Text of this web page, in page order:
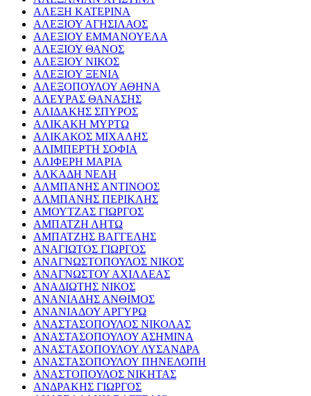
ΑΛΕΞΗ ΚΑΤΕΡΙΝΑ
ΑΛΕΞΙΟΥ ΑΓΗΣΙΛΑΟΣ
ΑΛΕΞΙΟΥ ΕΜΜΑΝΟΥΕΛΑ
ΑΛΕΞΙΟΥ ΘΑΝΟΣ
ΑΛΕΞΙΟΥ ΝΙΚΟΣ
ΑΛΕΞΙΟΥ ΞΕΝΙΑ
ΑΛΕΞΟΠΟΥΛΟΥ ΑΘΗΝΑ
ΑΛΕΥΡΑΣ ΘΑΝΑΣΗΣ
ΑΛΙΔΑΚΗΣ ΣΠΥΡΟΣ
ΑΛΙΚΑΚΗ ΜΥΡΤΩ
ΑΛΙΚΑΚΟΣ ΜΙΧΑΛΗΣ
ΑΛΙΜΠΕΡΤΗ ΣΟΦΙΑ
ΑΛΙΦΕΡΗ ΜΑΡΙΑ
ΑΛΚΑΔΗ ΝΕΛΗ
ΑΛΜΠΑΝΗΣ ΑΝΤΙΝΟΟΣ
ΑΛΜΠΑΝΗΣ ΠΕΡΙΚΛΗΣ
ΑΜΟΥΤΖΑΣ ΓΙΩΡΓΟΣ
ΑΜΠΑΤΖΗ ΛΗΤΩ
ΑΜΠΑΤΖΗΣ ΒΑΓΓΕΛΗΣ
ΑΝΑΓΙΩΤΟΣ ΓΙΩΡΓΟΣ
ΑΝΑΓΝΩΣΤΟΠΟΥΛΟΣ ΝΙΚΟΣ
ΑΝΑΓΝΩΣΤΟΥ ΑΧΙΛΛΕΑΣ
ΑΝΑΔΙΩΤΗΣ ΝΙΚΟΣ
ΑΝΑΝΙΑΔΗΣ ΑΝΘΙΜΟΣ
ΑΝΑΝΙΑΔΟΥ ΑΡΓΥΡΩ
ΑΝΑΣΤΑΣΟΠΟΥΛΟΣ ΝΙΚΟΛΑΣ
ΑΝΑΣΤΑΣΟΠΟΥΛΟΥ ΑΣΗΜΙΝΑ
ΑΝΑΣΤΑΣΟΠΟΥΛΟΥ ΛΥΣΑΝΔΡΑ
ΑΝΑΣΤΑΣΟΠΟΥΛΟΥ ΠΗΝΕΛΟΠΗ
ΑΝΑΣΤΟΠΟΥΛΟΣ ΝΙΚΗΤΑΣ
ΑΝΔΡΑΚΗΣ ΓΙΩΡΓΟΣ